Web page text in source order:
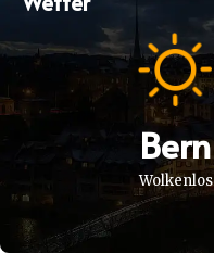
Bern
Wolkenlos